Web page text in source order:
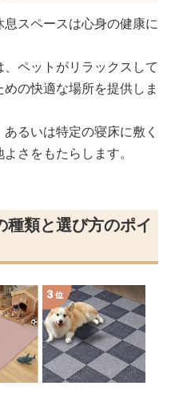
スペースは心身の健康に
ペットがリラックスして
の快適な場所を提供しま
るいは特定の寝床に敷く
さをもたらします。
種類と選び方のポイ